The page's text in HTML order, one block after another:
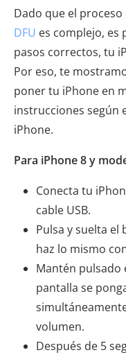
Dado que el proceso
DFU es complejo, es
pasos correctos, tu
Por eso, te
poner tu iPhone en
instrucciones según
iPhone.
Para iPhone 8 y
Conecta tu
cable USB.
Pulsa y suelta el
haz lo mismo
Mantén pulsado
pantalla se
volumen.
Después de 5